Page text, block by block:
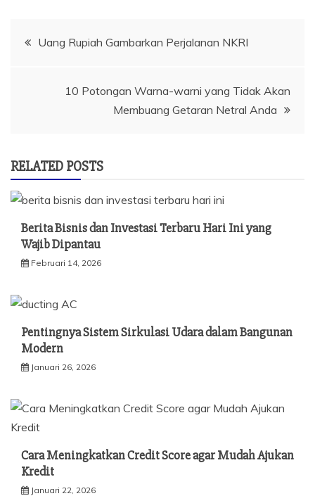
Navigasi
Uang Rupiah Gambarkan Perjalanan NKRI
10 Potongan Warna-warni yang Tidak Akan
Membuang Getaran Netral Anda
RELATED POSTS
Berita Bisnis dan Investasi Terbaru Hari Ini yang
Wajib Dipantau
Februari 14, 2026
Pentingnya Sistem Sirkulasi Udara dalam Bangunan
Modern
Januari 26, 2026
Cara Meningkatkan Credit Score agar Mudah Ajukan
Kredit
Januari 22, 2026